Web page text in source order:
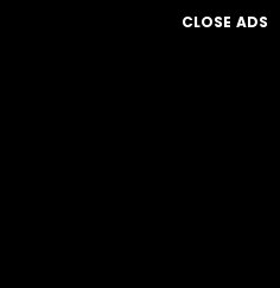
CLOSE ADS